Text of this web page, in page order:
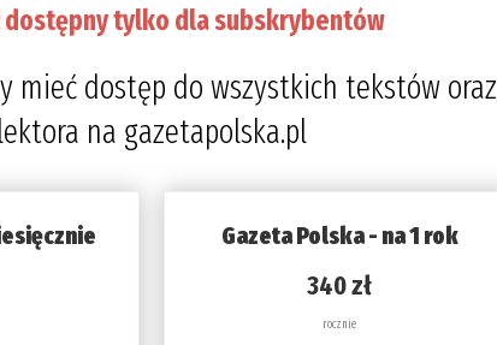
dostępny tylko dla subskrybentów
mieć dostęp do wszystkich tekstów oraz
lektora na gazetapolska.pl
Gazeta Polska - na 1 rok
340 zł
rocznie